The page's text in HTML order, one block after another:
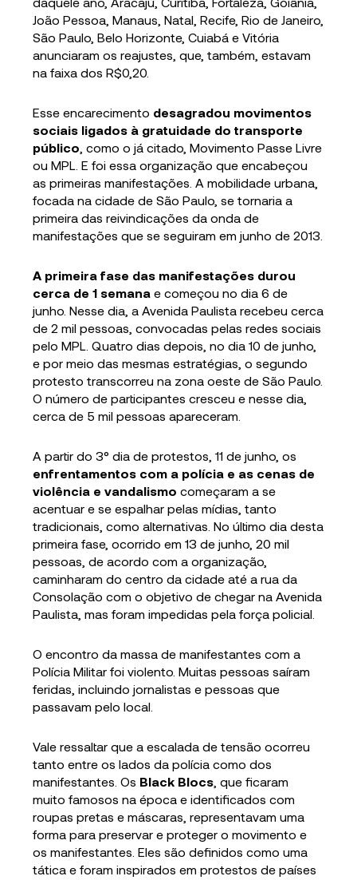
João Pessoa, Manaus, Natal, Recife, Rio de Janeiro,
São Paulo, Belo Horizonte, Cuiabá e Vitória
anunciaram os reajustes, que, também, estavam
na faixa dos R$0,20.
Esse encarecimento desagradou movimentos
sociais ligados à gratuidade do transporte
público , como o já citado, Movimento Passe Livre
ou MPL. E foi essa organização que encabeçou
as primeiras manifestações. A mobilidade urbana,
focada na cidade de São Paulo, se tornaria a
primeira das reivindicações da onda de
manifestações que se seguiram em junho de 2013.
A primeira fase das manifestações durou
cerca de 1 semana e começou no dia 6 de
junho. Nesse dia, a Avenida Paulista recebeu cerca
de 2 mil pessoas, convocadas pelas redes sociais
pelo MPL. Quatro dias depois, no dia 10 de junho,
e por meio das mesmas estratégias, o segundo
protesto transcorreu na zona oeste de São Paulo.
O número de participantes cresceu e nesse dia,
cerca de 5 mil pessoas apareceram.
A partir do 3° dia de protestos, 11 de junho, os
enfrentamentos com a polícia e as cenas de
violência e vandalismo começaram a se
acentuar e se espalhar pelas mídias, tanto
tradicionais, como alternativas. No último dia desta
primeira fase, ocorrido em 13 de junho, 20 mil
pessoas, de acordo com a organização,
caminharam do centro da cidade até a rua da
Consolação com o objetivo de chegar na Avenida
Paulista, mas foram impedidas pela força policial.
O encontro da massa de manifestantes com a
Polícia Militar foi violento. Muitas pessoas saíram
feridas, incluindo jornalistas e pessoas que
passavam pelo local.
Vale ressaltar que a escalada de tensão ocorreu
tanto entre os lados da polícia como dos
manifestantes. Os Black Blocs , que ficaram
muito famosos na época e identificados com
roupas pretas e máscaras, representavam uma
forma para preservar e proteger o movimento e
os manifestantes. Eles são definidos como uma
tática e foram inspirados em protestos de países